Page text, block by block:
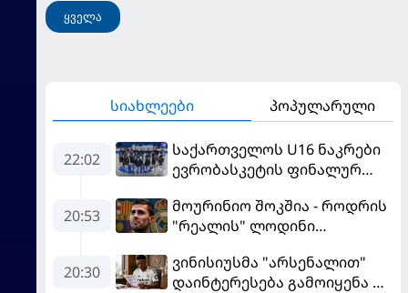
ყველა
სიახლეები პოპულარული
22:02
საქართველოს U16 ნაკრები
ევრობასკეტის ფინალურ
ასპარეზობას იწყებს
20:53
მოურინიო შოკშია - როდრის
"რეალის" ლოდინი
"ბარსელონაში" გადადის
20:30
ვინისიუსმა "არსენალით"
დაინტერესება გამოიყენა და